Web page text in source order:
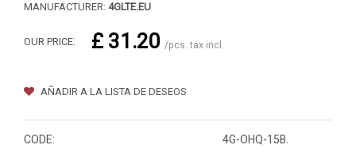
MANUFACTURER: 4GLTE.EU
OUR PRICE: £ 31.20 /pcs. tax incl.
AÑADIR A LA LISTA DE DESEOS
CODE: 4G-OHQ-15B.